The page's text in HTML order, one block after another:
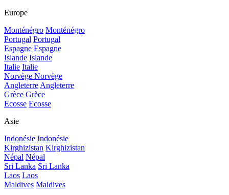
Europe
Monténégro Monténégro
Portugal Portugal
Espagne Espagne
Islande Islande
Italie Italie
Norvège Norvège
Angleterre Angleterre
Grèce Grèce
Ecosse Ecosse
Asie
Indonésie Indonésie
Kirghizistan Kirghizistan
Népal Népal
Sri Lanka Sri Lanka
Laos Laos
Maldives Maldives